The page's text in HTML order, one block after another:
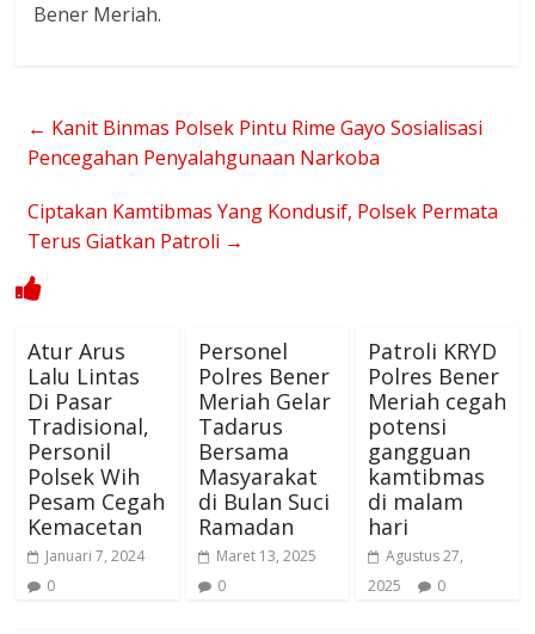
Bener Meriah.
← Kanit Binmas Polsek Pintu Rime Gayo Sosialisasi
Pencegahan Penyalahgunaan Narkoba
Ciptakan Kamtibmas Yang Kondusif, Polsek Permata
Terus Giatkan Patroli →
Atur Arus
Lalu Lintas
Di Pasar
Tradisional,
Personil
Polsek Wih
Pesam Cegah
Kemacetan
Januari 7, 2024
0
Personel
Polres Bener
Meriah Gelar
Tadarus
Bersama
Masyarakat
di Bulan Suci
Ramadan
Maret 13, 2025
0
Patroli KRYD
Polres Bener
Meriah cegah
potensi
gangguan
kamtibmas
di malam
hari
Agustus 27,
2025
0